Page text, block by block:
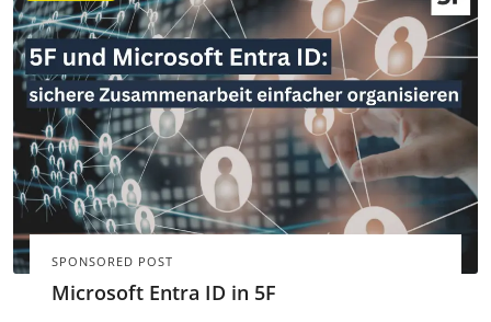
SPONSORED POST
Microsoft Entra ID in 5F